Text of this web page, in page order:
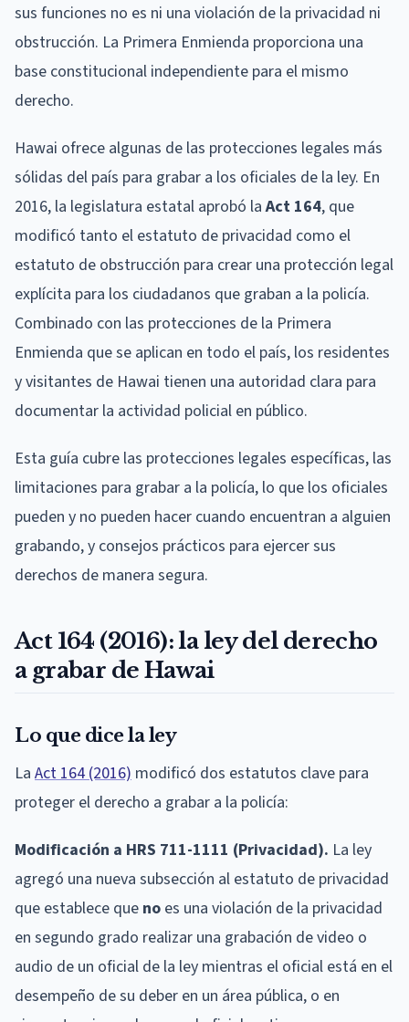
sus funciones no es ni una violación de la privacidad ni
obstrucción. La Primera Enmienda proporciona una
base constitucional independiente para el mismo
derecho.
Hawai ofrece algunas de las protecciones legales más
sólidas del país para grabar a los oficiales de la ley. En
2016, la legislatura estatal aprobó laAct 164, que
modificó tanto el estatuto de privacidad como el
estatuto de obstrucción para crear una protección legal
explícita para los ciudadanos que graban a la policía.
Combinado con las protecciones de la Primera
Enmienda que se aplican en todo el país, los residentes
y visitantes de Hawai tienen una autoridad clara para
documentar la actividad policial en público.
Esta guía cubre las protecciones legales específicas, las
limitaciones para grabar a la policía, lo que los oficiales
pueden y no pueden hacer cuando encuentran a alguien
grabando, y consejos prácticos para ejercer sus
derechos de manera segura.
Act 164 (2016): la ley del derecho
a grabar de Hawai
Lo que dice la ley
La Act 164 (2016) modificó dos estatutos clave para
proteger el derecho a grabar a la policía:
Modificación a HRS 711-1111 (Privacidad). La ley
agregó una nueva subsección al estatuto de privacidad
que establece que no es una violación de la privacidad
en segundo grado realizar una grabación de video o
audio de un oficial de la ley mientras el oficial está en el
desempeño de su deber en un área pública, o en